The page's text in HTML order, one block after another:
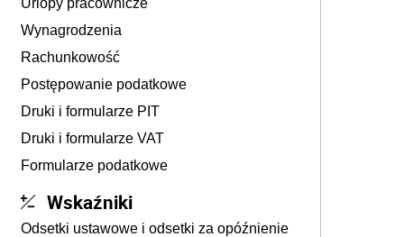
Urlopy pracownicze
Wynagrodzenia
Rachunkowość
Postępowanie podatkowe
Druki i formularze PIT
Druki i formularze VAT
Formularze podatkowe
Wskaźniki
Odsetki ustawowe i odsetki za opóźnienie